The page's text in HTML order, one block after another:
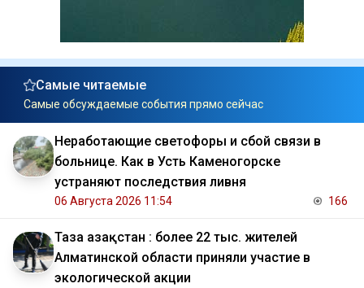
Самые читаемые
Самые обсуждаемые события прямо сейчас
Неработающие светофоры и сбой связи в
больнице. Как в Усть Каменогорске
устраняют последствия ливня
06 Августа 2026 11:54 166
Таза Қазақстан : более 22 тыс. жителей
Алматинской области приняли участие в
экологической акции